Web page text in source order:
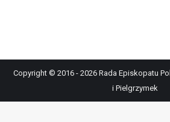
Copyright © 2016 - 2026 Rada Episkopatu
i Pielgrzymek